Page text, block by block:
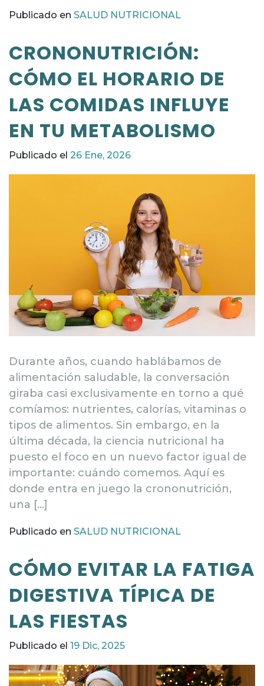
Publicado en SALUD NUTRICIONAL
CRONONUTRICIÓN:
CÓMO EL HORARIO DE
LAS COMIDAS INFLUYE
EN TU METABOLISMO
Publicado el 26 Ene, 2026
Durante años, cuando hablábamos de
alimentación saludable, la conversación
giraba casi exclusivamente en torno a qué
comíamos: nutrientes, calorías, vitaminas o
tipos de alimentos. Sin embargo, en la
última década, la ciencia nutricional ha
puesto el foco en un nuevo factor igual de
importante: cuándo comemos. Aquí es
donde entra en juego la crononutrición,
una […]
Publicado en SALUD NUTRICIONAL
CÓMO EVITAR LA FATIGA
DIGESTIVA TÍPICA DE
LAS FIESTAS
Publicado el 19 Dic, 2025